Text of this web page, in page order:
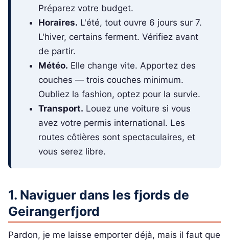
Préparez votre budget.
Horaires. L'été, tout ouvre 6 jours sur 7.
L'hiver, certains ferment. Vérifiez avant
de partir.
Météo. Elle change vite. Apportez des
couches — trois couches minimum.
Oubliez la fashion, optez pour la survie.
Transport. Louez une voiture si vous
avez votre permis international. Les
routes côtières sont spectaculaires, et
vous serez libre.
1. Naviguer dans les fjords de
Geirangerfjord
Pardon, je me laisse emporter déjà, mais il faut que